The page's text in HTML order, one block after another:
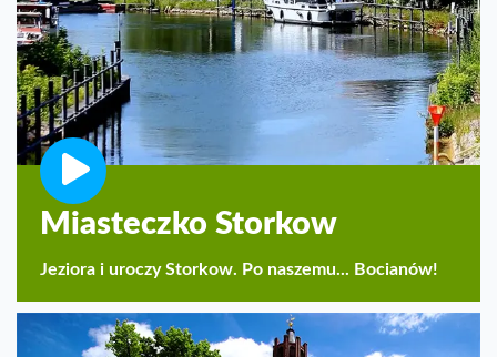
Miasteczko Storkow
Jeziora i uroczy Storkow. Po naszemu... Bocianów!